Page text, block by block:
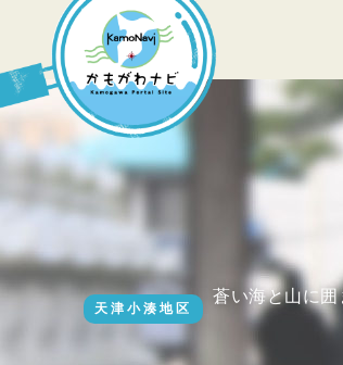
宿泊・温泉
見どころ
体験プログラム
天津小湊地区
蒼い海と山に